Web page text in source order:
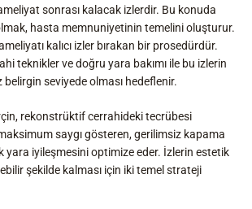
sonrası kalacak izlerdir. Bu konuda
hasta memnuniyetinin temelini oluşturur.
kalıcı izler bırakan bir prosedürdür.
teknikler ve doğru yara bakımı ile bu izlerin
seviyede olması hedeflenir.
rekonstrüktif cerrahideki tecrübesi
saygı gösteren, gerilimsiz kapama
yara iyileşmesini optimize eder. İzlerin estetik
şekilde kalması için iki temel strateji